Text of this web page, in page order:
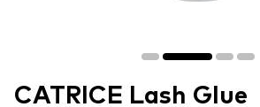
CATRICE Lash Glue